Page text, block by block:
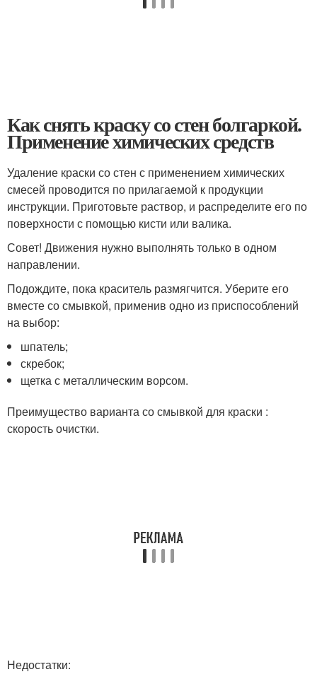
Как снять краску со стен болгаркой.
Применение химических средств
Удаление краски со стен с применением химических
смесей проводится по прилагаемой к продукции
инструкции. Приготовьте раствор, и распределите его по
поверхности с помощью кисти или валика.
Совет! Движения нужно выполнять только в одном
направлении.
Подождите, пока краситель размягчится. Уберите его
вместе со смывкой, применив одно из приспособлений
на выбор:
шпатель;
скребок;
щетка с металлическим ворсом.
Преимущество варианта со смывкой для краски :
скорость очистки.
Недостатки: